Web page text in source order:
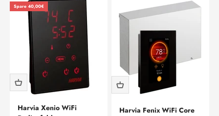
Spare 40,00€
Harvia Xenio WiFi
Harvia Fenix WiFi Core